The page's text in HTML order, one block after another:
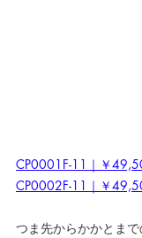
CP0001F-11｜￥
CP0002F-11｜￥
つま先からかかとま